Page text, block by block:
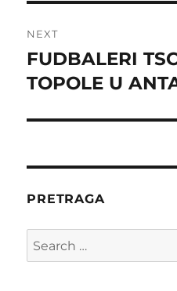
NEXT
Next
post:
FUDBALERI
TOPOLE U
PRETRAGA
Search
for: